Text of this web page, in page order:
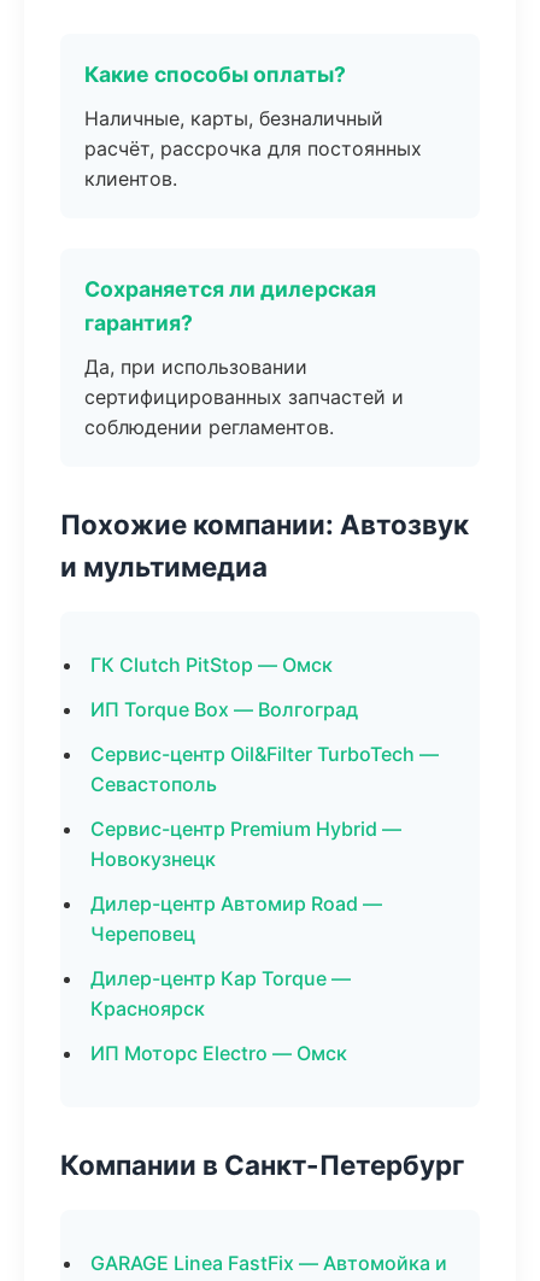
Какие способы оплаты?
Наличные, карты, безналичный
расчёт, рассрочка для постоянных
клиентов.
Сохраняется ли дилерская
гарантия?
Да, при использовании
сертифицированных запчастей и
соблюдении регламентов.
Похожие компании: Автозвук
и мультимедиа
ГК Clutch PitStop — Омск
ИП Torque Box — Волгоград
Сервис-центр Oil&Filter TurboTech —
Севастополь
Сервис-центр Premium Hybrid —
Новокузнецк
Дилер-центр Автомир Road —
Череповец
Дилер-центр Кар Torque —
Красноярск
ИП Моторс Electro — Омск
Компании в Санкт-Петербург
GARAGE Linea FastFix — Автомойка и